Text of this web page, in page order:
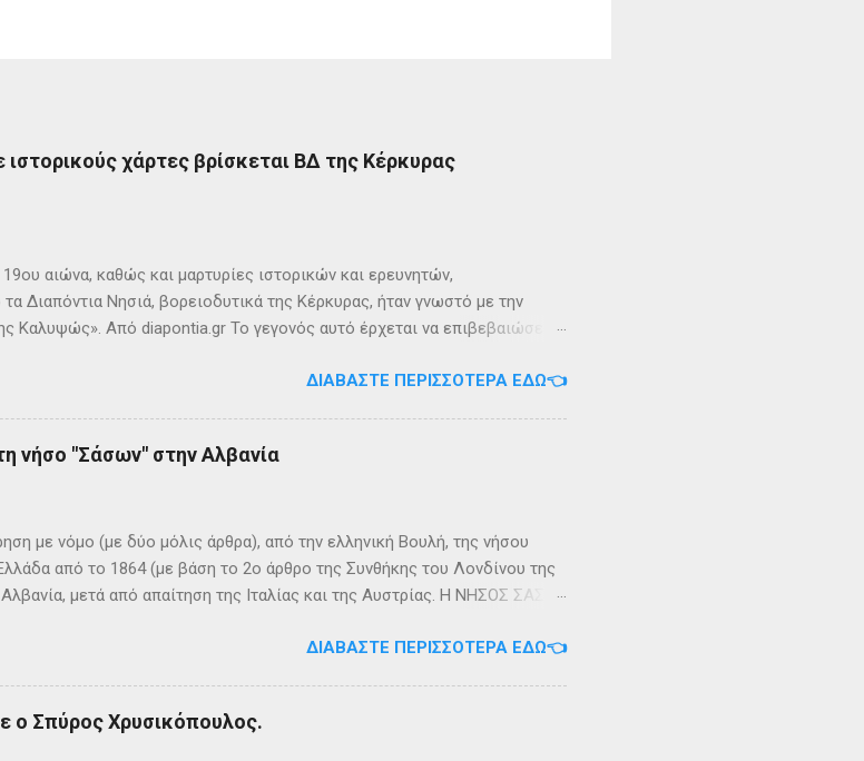
χάρτες βρίσκεται ΒΔ της Κέρκυρας
αιώνα, καθώς και μαρτυρίες ιστορικών και ερευνητών,
Διαπόντια Νησιά, βορειοδυτικά της Κέρκυρας, ήταν γνωστό με την
Καλυψώς». Από diapontia.gr Το γεγονός αυτό έρχεται να επιβεβαιώσει
το νησί της νύμφης Καλυψούς , κόρης του Άτλαντα η οποία ζούσε σε μία
, στο οποίο υπήρχε έντονη ευωδία από κυπαρίσσι. Φεύγωντας ο
ΔΙΑΒΆΣΤΕ ΠΕΡΙΣΣΌΤΕΡΑ ΕΔΏ👈
νήσο "Σάσων" στην Αλβανία
με νόμο (με δύο μόλις άρθρα), από την ελληνική Βουλή, της νήσου
από το 1864 (με βάση το 2ο άρθρο της Συνθήκης του Λονδίνου της
μετά από απαίτηση της Ιταλίας και της Αυστρίας. Η ΝΗΣΟΣ ΣΑΣΩΝ
Sazan ή Sazani και η ιταλική της Saseno. Έχει έκταση περίπου 6 τ.χλμ.
Ο Πολύβιος την αναφέρει σε ένα «επεισόδιο» του πολέμου ανάμεσα
ΔΙΑΒΆΣΤΕ ΠΕΡΙΣΣΌΤΕΡΑ ΕΔΏ👈
ο Σπύρος Χρυσικόπουλος.